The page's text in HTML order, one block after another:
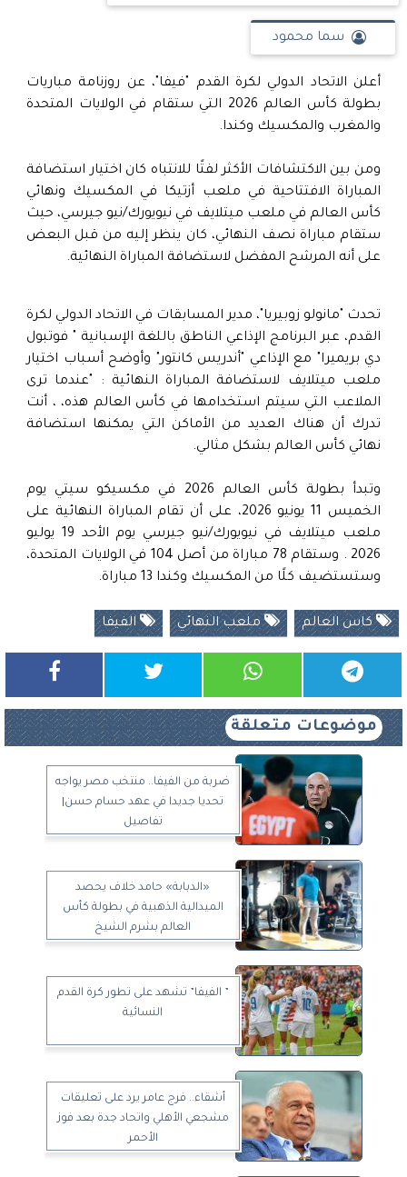
سما محمود
أعلن الاتحاد الدولي لكرة القدم "فيفا"، عن روزنامة مباريات
بطولة كأس العالم 2026 التي ستقام في الولايات المتحدة
والمغرب والمكسيك وكندا.
ومن بين الاكتشافات الأكثر لفتًا للانتباه كان اختيار استضافة
المباراة الافتتاحية في ملعب أزتيكا في المكسيك ونهائي
كأس العالم في ملعب ميتلايف في نيويورك/نيو جيرسي، حيث
ستقام مباراة نصف النهائي، كان ينظر إليه من قبل البعض
على أنه المرشح المفضل لاستضافة المباراة النهائية.
تحدث "مانولو زوبيريا"، مدير المسابقات في الاتحاد الدولي لكرة
القدم، عبر البرنامج الإذاعي الناطق باللغة الإسبانية " فوتبول
دي بريميرا" مع الإذاعي "أندريس كانتور" وأوضح أسباب اختيار
ملعب ميتلايف لاستضافة المباراة النهائية : "عندما ترى
الملاعب التي سيتم استخدامها في كأس العالم هذه، ، أنت
تدرك أن هناك العديد من الأماكن التي يمكنها استضافة
نهائي كأس العالم بشكل مثالي.
وتبدأ بطولة كأس العالم 2026 في مكسيكو سيتي يوم
الخميس 11 يونيو 2026، على أن تقام المباراة النهائية على
ملعب ميتلايف في نيويورك/نيو جيرسي يوم الأحد 19 يوليو
2026 . وستقام 78 مباراة من أصل 104 في الولايات المتحدة،
وستستضيف كلًا من المكسيك وكندا 13 مباراة.
كاس العالم ملعب النهائي الفيفا
موضوعات متعلقة
ضربة من الفيفا.. منتخب مصر يواجه
تحديا جديدا في عهد حسام حسن|
تفاصيل
«الدبابة» حامد خلاف يحصد
الميدالية الذهبية في بطولة كأس
العالم بشرم الشيخ
” الفيفا” تشهد على تطور كرة القدم
النسائية
أشقاء.. فرج عامر يرد على تعليقات
مشجعي الأهلي واتحاد جدة بعد فوز
الأحمر